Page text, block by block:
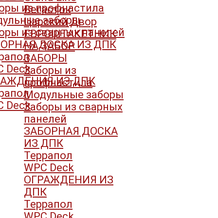
Вегасток
Царский Двор
ЕВРОШТАКЕТНИК
НА ЗАБОР
ЗАБОРЫ
Заборы из
профнастила
Модульные заборы
Заборы из сварных
панелей
ЗАБОРНАЯ ДОСКА
ИЗ ДПК
Террапол
WPC Deck
ОГРАЖДЕНИЯ ИЗ
ДПК
Террапол
из профнастила
заборы
из сварных панелей
ДОСКА ИЗ ДПК
Deck
ИЗ ДПК
Deck